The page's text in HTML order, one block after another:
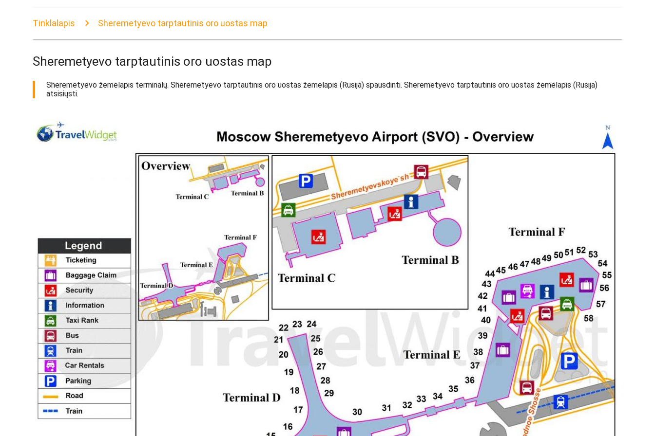
Tinklalapis Sheremetyevo tarptautinis oro uostas map
Sheremetyevo tarptautinis oro uostas map
Sheremetyevo žemėlapis terminalų. Sheremetyevo tarptautinis oro uostas žemėlapis (Rusija) spausdinti. Sheremetyevo tarptautinis oro uostas žemėlapis (Rusija)
atsisiųsti.